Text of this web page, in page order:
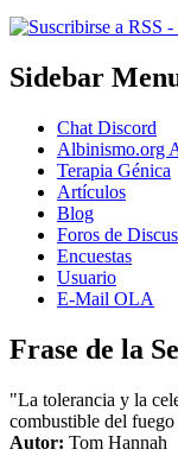
Sidebar
Chat Discord
Albinismo.org
Terapia Génica
Artículos
Blog
Foros de
Encuestas
Usuario
E-Mail OLA
Frase de la
"La tolerancia y la
combustible del
Autor: Tom Hannah